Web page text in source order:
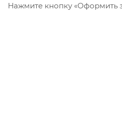
Нажмите кнопку «Оформить